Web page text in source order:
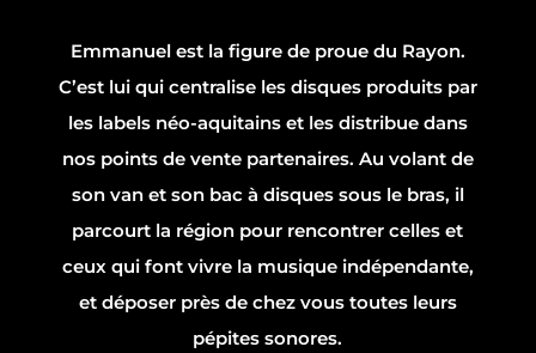
Emmanuel est la figure de proue du Rayon.
C’est lui qui centralise les disques produits par
les labels néo-aquitains et les distribue dans
nos points de vente partenaires. Au volant de
son van et son bac à disques sous le bras, il
parcourt la région pour rencontrer celles et
ceux qui font vivre la musique indépendante,
et déposer près de chez vous toutes leurs
pépites sonores.